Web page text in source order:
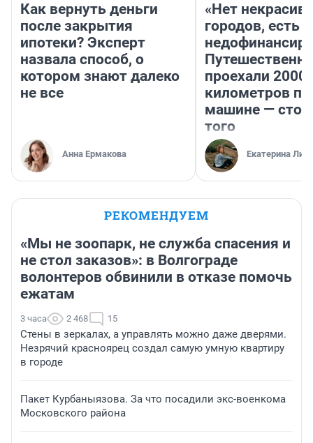
Как вернуть деньги
после закрытия
ипотеки? Эксперт
назвала способ, о
котором знают далеко
не все
Анна Ермакова
«Нет
городов, есть
проехали 2000
километров по
машине —
того
Екатерина
РЕКОМЕНДУЕМ
«Мы не зоопарк, не служба спасения и
не стол заказов»: в Волгограде
волонтеров обвинили в отказе помочь
ежатам
3 часа 2 468 15
Стены в зеркалах, а управлять можно даже дверями.
Незрячий красноярец создал самую умную квартиру
в городе
Пакет Курбаныязова. За что посадили экс-военкома
Московского района